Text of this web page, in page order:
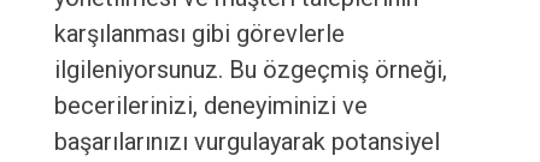
karşılanması gibi görevlerle
ilgileniyorsunuz. Bu özgeçmiş örneği,
becerilerinizi, deneyiminizi ve
başarılarınızı vurgulayarak potansiyel